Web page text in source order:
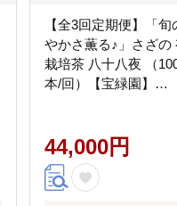
【全3回定期便】「旬
やかさ薫る♪」さざの
栽培茶 八十八夜 （
本/回）【宝緑園】
44,000円